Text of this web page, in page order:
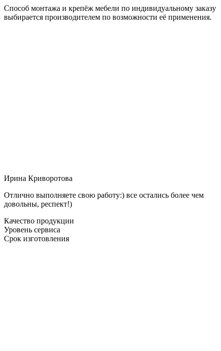
Способ монтажа и крепёж мебели по индивидуальному заказу
выбирается производителем по возможности её применения.
Ирина Криворотова
Отлично выполняете свою работу:) все остались более чем
довольны, респект!)
Качество продукции
Уровень сервиса
Срок изготовления